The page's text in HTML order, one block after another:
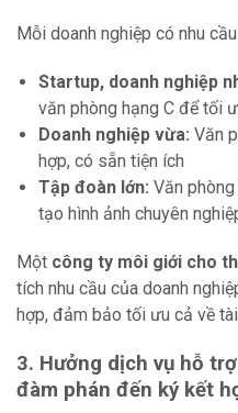
Mỗi doanh nghiệp có nhu
Startup, doanh nghiệp
văn phòng hạng C để tối
Doanh nghiệp vừa: Văn
hợp, có sẵn tiện ích
Tập đoàn lớn: Văn
tạo hình ảnh chuyên
Một công ty môi giới cho
tích nhu cầu của doanh
hợp, đảm bảo tối ưu cả về
3. Hưởng dịch vụ hỗ
đàm phán đến ký kết